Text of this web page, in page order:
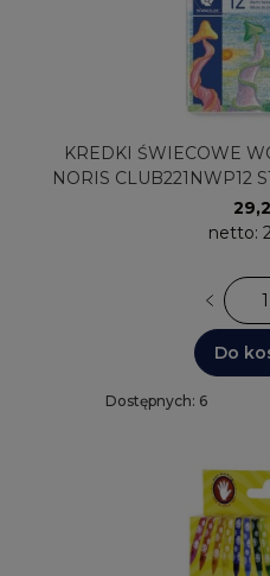
KREDKI ŚWIECOWE
NORIS CLUB221NWP12
netto:
Do
Dostępnych: 6